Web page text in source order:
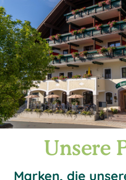
Unsere
Marken, die